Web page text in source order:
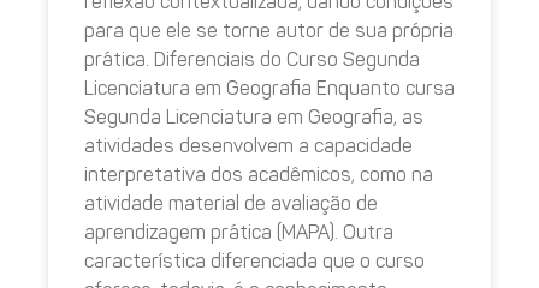
para que ele se torne autor de sua própria
prática. Diferenciais do Curso Segunda
Licenciatura em Geografia Enquanto cursa
Segunda Licenciatura em Geografia, as
atividades desenvolvem a capacidade
interpretativa dos acadêmicos, como na
atividade material de avaliação de
aprendizagem prática (MAPA). Outra
característica diferenciada que o curso